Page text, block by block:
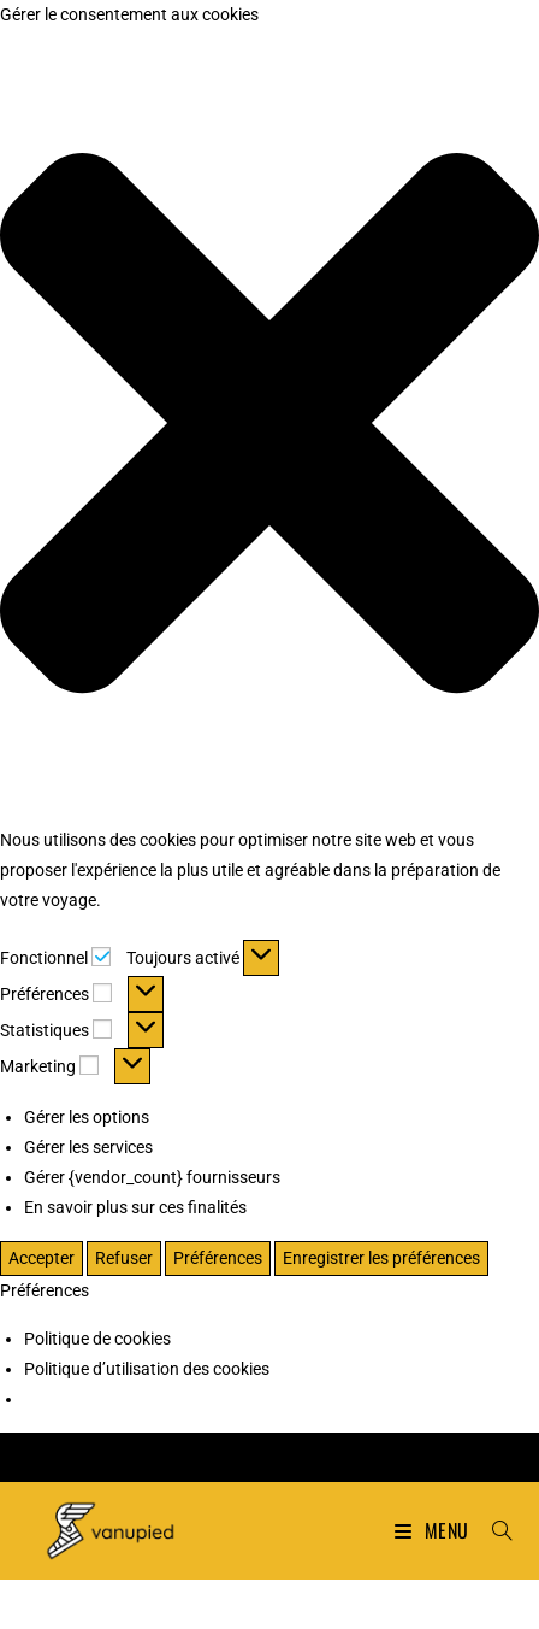
Gérer le consentement aux cookies
Nous utilisons des cookies pour optimiser notre site web et vous
proposer l'expérience la plus utile et agréable dans la préparation de
votre voyage.
Fonctionnel Fonctionnel
Toujours activé
Préférences
Préférences
Statistiques Statistiques
Marketing Marketing
Gérer les options
Gérer les services
Gérer {vendor_count} fournisseurs
En savoir plus sur ces finalités
Accepter Refuser Préférences
Enregistrer les préférences
Préférences
Politique de cookies
Politique d’utilisation des cookies
MENU